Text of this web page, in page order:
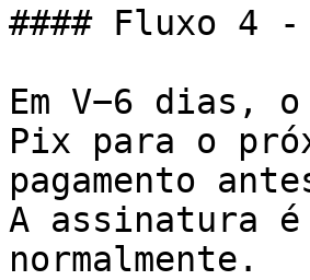
#### Fluxo 4
Em V−6 dias,
Pix para o
pagamento
A assinatura
normalmente.